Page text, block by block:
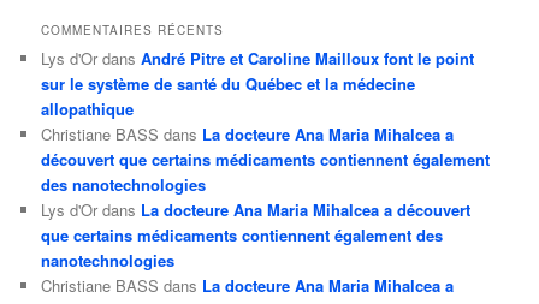
COMMENTAIRES RÉCENTS
Lys d'Or dansAndré Pitre et Caroline Mailloux font le point
sur le système de santé du Québec et la médecine
allopathique
Christiane BASS dans La docteure Ana Maria Mihalcea a
découvert que certains médicaments contiennent également
des nanotechnologies
Lys d'Or dans La docteure Ana Maria Mihalcea a découvert
que certains médicaments contiennent également des
nanotechnologies
Christiane BASS dans La docteure Ana Maria Mihalcea a